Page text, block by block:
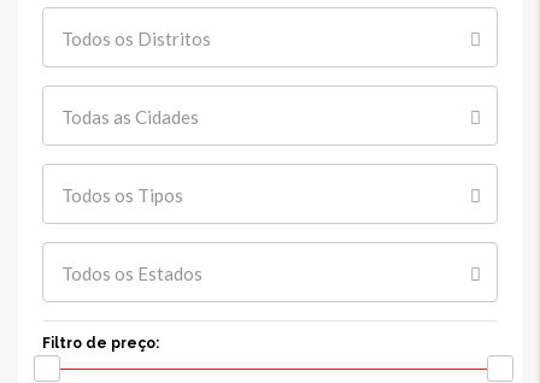
Todos os Distritos
Todas as Cidades
Todos os Tipos
Todos os Estados
Filtro de preço: